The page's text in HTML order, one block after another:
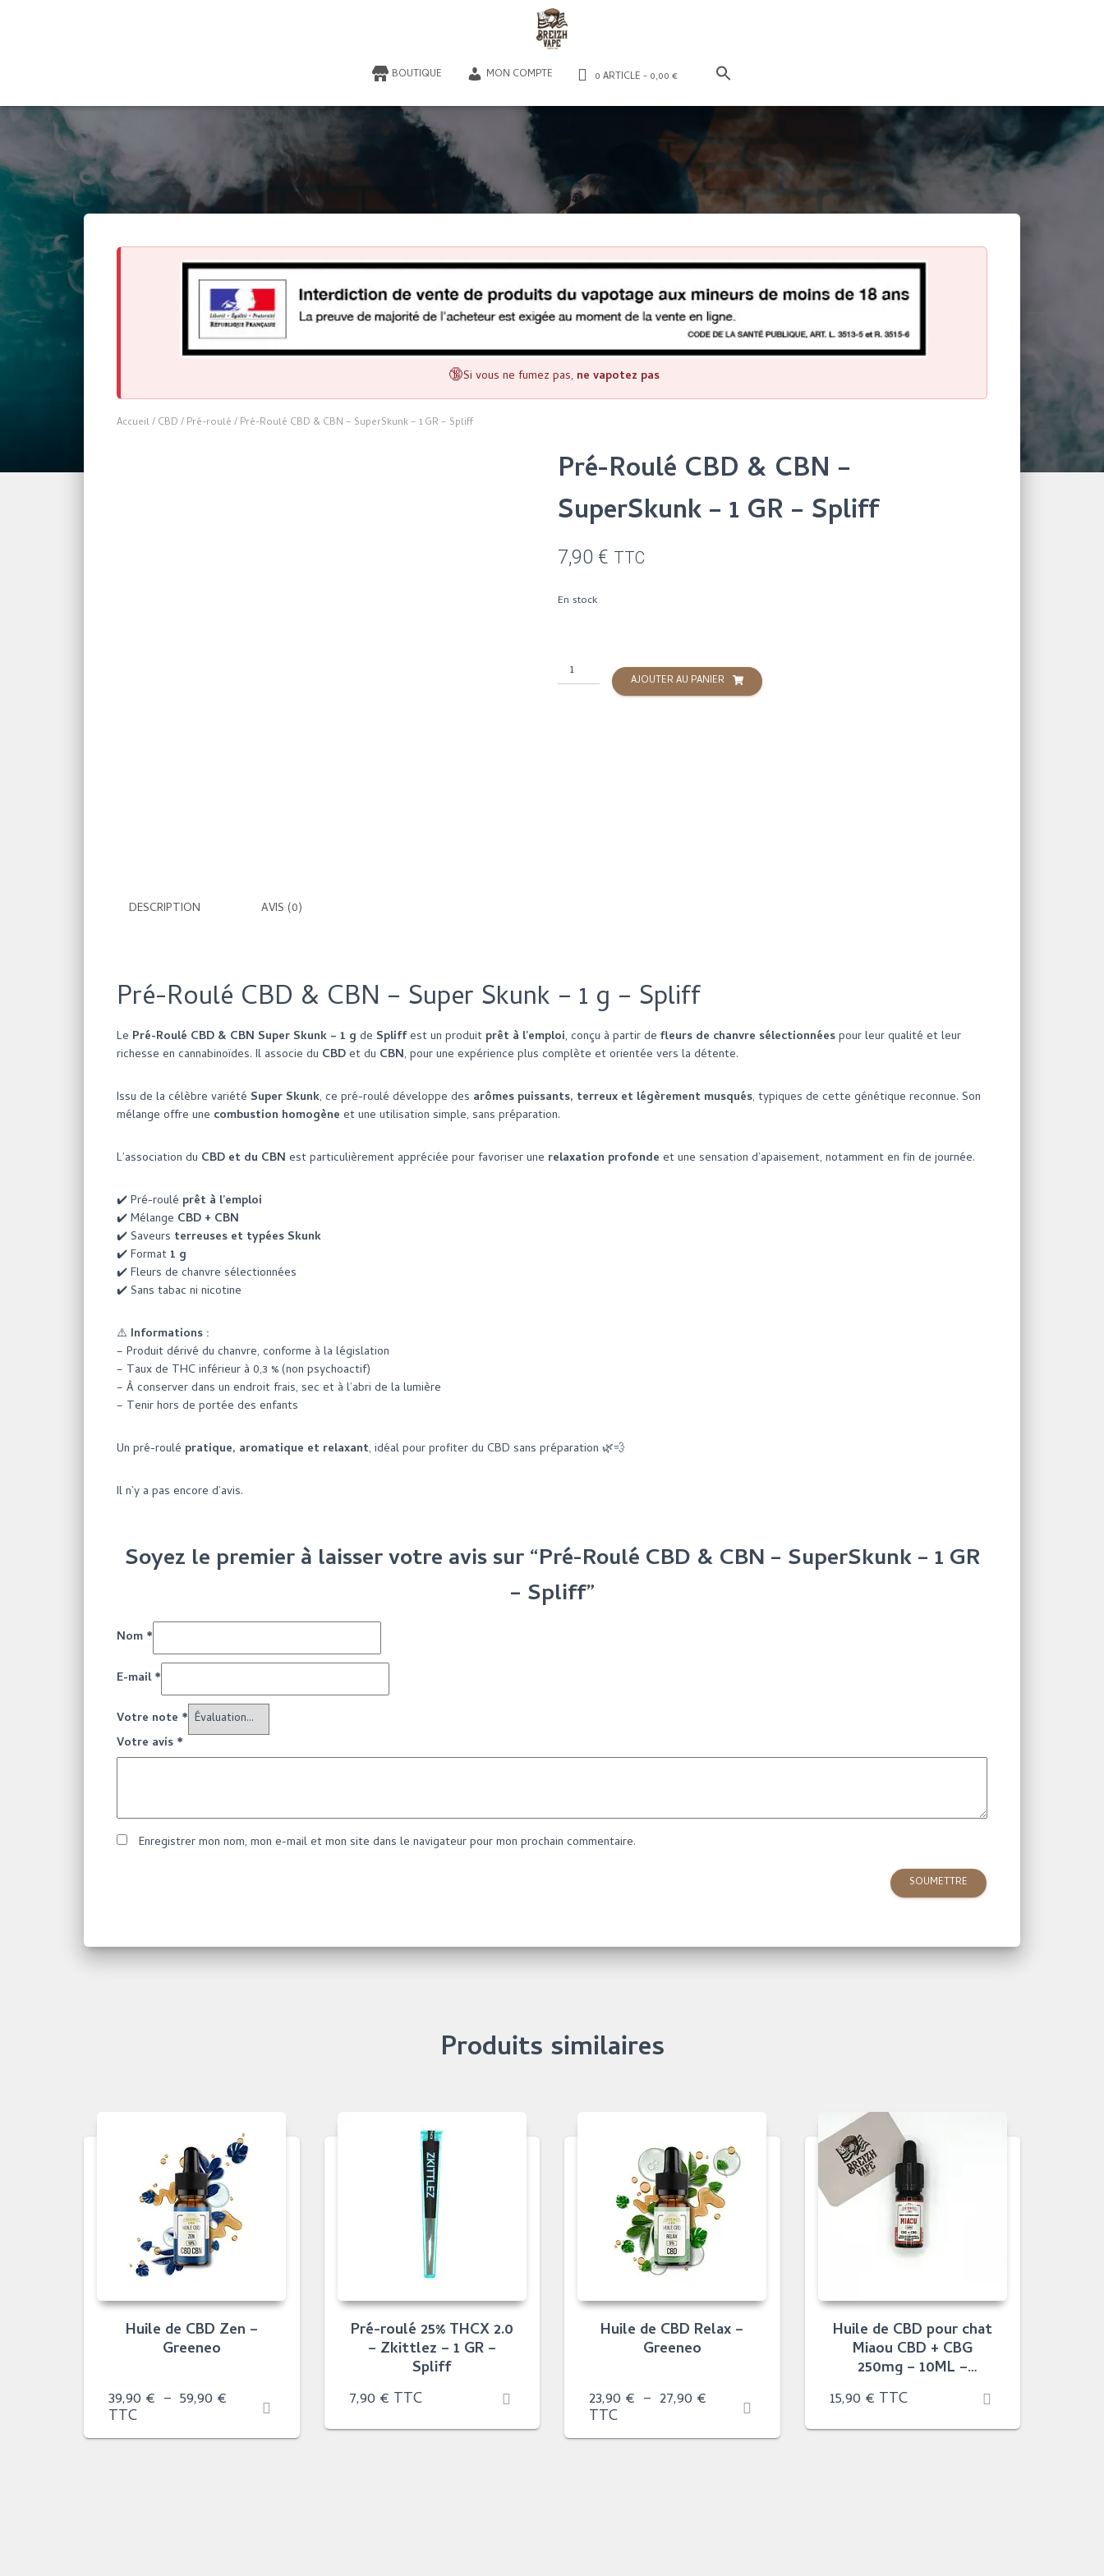
​BOUTIQUE MON COMPTE 0 ARTICLE 0,00 €
🔞Si vous ne fumez pas, ne vapotez pas
Accueil/ CBD / Pré-roulé / Pré-Roulé CBD & CBN – SuperSkunk – 1 GR – Spliff
Pré-Roulé CBD & CBN –
SuperSkunk – 1 GR – Spliff
7,90 € TTC
En stock
quantité
de
AJOUTER AU PANIER
DESCRIPTION AVIS (0)
Pré-Roulé CBD & CBN – Super Skunk – 1 g – Spliff
Le Pré-Roulé CBD & CBN Super Skunk – 1 g de Spliffest un produit prêt à l’emploi, conçu à partir de fleurs de chanvre sélectionnéespour leur qualité et leur
richesse en cannabinoïdes. Il associe du CBDet du CBN, pour une expérience plus complète et orientée vers la détente.
Issu de la célèbre variété Super Skunk, ce pré-roulé développe des arômes puissants, terreux et légèrement musqués, typiques de cette génétique reconnue. Son
mélange offre une combustion homogène et une utilisation simple, sans préparation.
L’association du CBD et du CBN est particulièrement appréciée pour favoriser une relaxation profonde et une sensation d’apaisement, notamment en fin de journée.
✔️ Pré-roulé prêt à l’emploi
✔️ Mélange CBD + CBN
✔️ Saveurs terreuses et typées Skunk
✔️ Format1 g
✔️ Fleurs de chanvre sélectionnées
✔️ Sans tabac ni nicotine
⚠️ Informations :
– Produit dérivé du chanvre, conforme à la législation
– Taux de THC inférieur à 0,3 % (non psychoactif)
– À conserver dans un endroit frais, sec et à l’abri de la lumière
– Tenir hors de portée des enfants
Un pré-roulé pratique, aromatique et relaxant, idéal pour profiter du CBD sans préparation 🌿💨
Il n’y a pas encore d’avis.
Soyez le premier à laisser votre avis sur “Pré-Roulé CBD & CBN – SuperSkunk – 1 GR
– Spliff”
Nom *
E-mail*
Votre note *
Votre avis *
Enregistrer mon nom, mon e-mail et mon site dans le navigateur pour mon prochain commentaire.
Produits similaires
Huile de CBD Zen –
Greeneo
39,90 € – 59,90 €
prix :
TTC
Pré-roulé 25% THCX 2.0
– Zkittlez – 1 GR –
Spliff
7,90 € TTC
Huile de CBD Relax –
Greeneo
23,90 € – 27,90 €
prix :
TTC
Huile de CBD pour chat
Miaou CBD + CBG
250mg – 10ML –
Greeneo
15,90 € TTC